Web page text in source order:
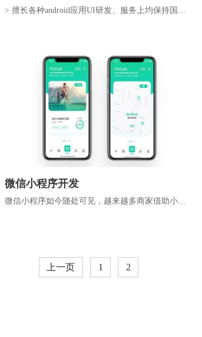
> 擅长各种android应用UI研发、服务上均保持国内
微信小程序开发
微信小程序如今随处可见，越来越多商家借助小程
上一页 1 2